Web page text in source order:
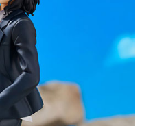
運費